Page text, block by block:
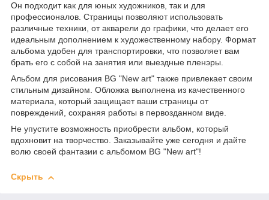
Он подходит как для юных художников, так и для
профессионалов. Страницы позволяют использовать
различные техники, от акварели до графики, что делает его
идеальным дополнением к художественному набору. Формат
альбома удобен для транспортировки, что позволяет вам
брать его с собой на занятия или выездные пленэры.
Альбом для рисования BG "New art" также привлекает своим
стильным дизайном. Обложка выполнена из качественного
материала, который защищает ваши страницы от
повреждений, сохраняя работы в первозданном виде.
Не упустите возможность приобрести альбом, который
вдохновит на творчество. Заказывайте уже сегодня и дайте
волю своей фантазии с альбомом BG "New art"!
Скрыть